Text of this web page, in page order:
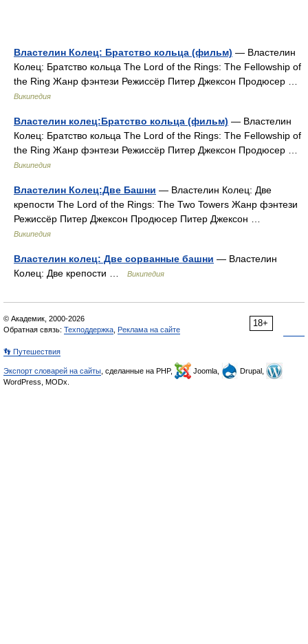
Властелин Колец: Братство кольца (фильм) — Властелин
Колец: Братство кольца The Lord of the Rings: The Fellowship of
the Ring Жанр фэнтези Режиссёр Питер Джексон Продюсер …
Википедия
Властелин колец:Братство кольца (фильм) — Властелин
Колец: Братство кольца The Lord of the Rings: The Fellowship of
the Ring Жанр фэнтези Режиссёр Питер Джексон Продюсер …
Википедия
Властелин Колец:Две Башни — Властелин Колец: Две
крепости The Lord of the Rings: The Two Towers Жанр фэнтези
Режиссёр Питер Джексон Продюсер Питер Джексон …
Википедия
Властелин колец: Две сорванные башни — Властелин
Колец: Две крепости …
Википедия
18+
© Академик, 2000-2026
Обратная связь: Техподдержка Реклама на сайте
👣 Путешествия
Экспорт словарей на сайты , сделанные на PHP, Joomla,
Drupal,
WordPress, MODx.